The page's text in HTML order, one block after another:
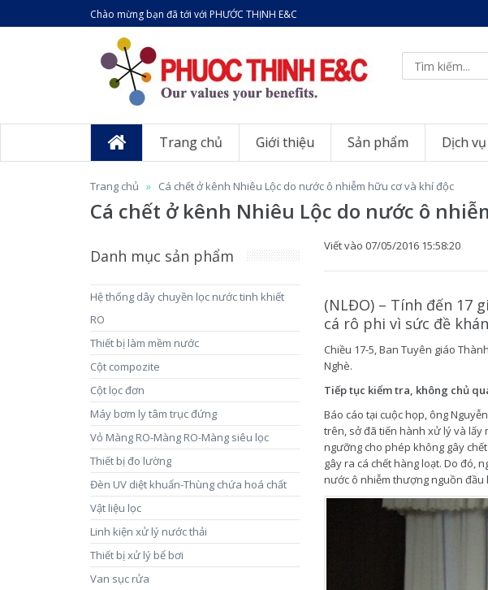
Chào mừng bạn đã tới với PHƯỚC THỊNH E&C
Trang chủ Giới thiệu Sản phẩm Dịch vụ
Trang chủ Cá chết ở kênh Nhiêu Lộc do nước ô nhiễm hữu cơ và khí độc
Cá chết ở kênh Nhiêu Lộc do nước ô
Danh mục sản phẩm
Hệ thống dây chuyền lọc nước tinh khiết
RO
Thiết bị làm mềm nước
Cột compozite
Cột lọc đơn
Máy bơm ly tâm trục đứng
Vỏ Màng RO-Màng RO-Màng siêu lọc
Thiết bị đo lường
Đèn UV diệt khuẩn-Thùng chứa hoá chất
Vật liệu lọc
Linh kiện xử lý nước thải
Thiết bị xử lý bể bơi
Van sục rửa
Viết vào 07/05/2016 15:58:20
(NLĐO) – Tính đến 17
cá rô phi vì sức đề
Chiều 17-5, Ban Tuyên giáo
Nghè.
Tiếp tục kiểm tra, không chủ
Báo cáo tại cuộc họp, ông
trên, sở đã tiến hành xử lý và lấy
ngưỡng cho phép không gây
gây ra cá chết hàng loạt. Do đó,
nước ô nhiễm thượng nguồn đầu